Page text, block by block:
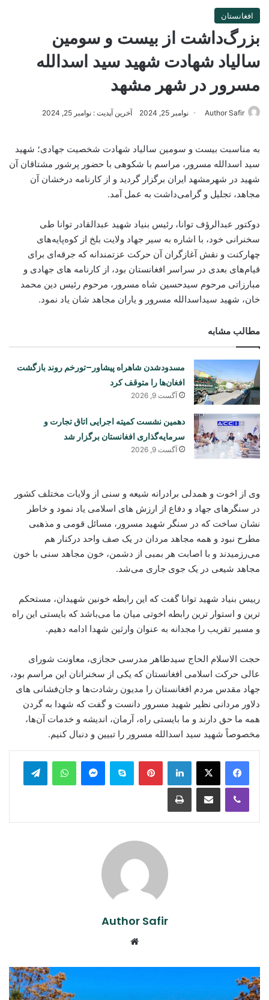
افغانستان
بزرگ‌داشت از بیست و سومین
سالیاد شهادت شهید سید اسدالله
مسرور در شهر مشهد
Author Safir نوامبر 25, 2024 آخرین آپدیت : نوامبر 25, 2024
به مناسبت بیست و سومین سالیاد شهادت شخصیت جهادی؛ شهید
سید اسدالله مسرور، مراسم با شکوهی با حضور پرشور مشتاقان آن
شهید در شهرمشهد ایران برگزار گردید و از کارنامه‌ درخشان آن
مجاهد، تجلیل و گرامی‌داشت به عمل آمد.
دوکتور عبدالرؤف توانا، رئیس بنیاد شهید عبدالقادر توانا طی
سخنرانی خود، با اشاره به سیر جهاد ولایت بلخ از کوه‌پایه‌های
چهارکنت و نقش آغازگران آن حرکت عزتمندانه که جرقه‌ای برای
قیام‌های بعدی در سراسر افغانستان بود، از کارنامه های جهادی و
مبارزاتی مرحوم سیدحسین شاه مسرور، مرحوم رئیس دین محمد
خان، شهید سیداسدالله مسرور و یاران مجاهد شان یاد نمود.
مطالب مشابه
مسدودشدن شاهراه پیشاور–تورخم روند بازگشت
افغان‌ها را متوقف کرد
آگست 9, 2026
دهمین نشست کمیته اجرایی اتاق تجارت و
سرمایه‌گذاری افغانستان برگزار شد
آگست 9, 2026
وی از اخوت و همدلی برادرانه شیعه و سنی از ولایات مختلف کشور
در سنگرهای جهاد و دفاع از ارزش های اسلامی یاد نمود و خاطر
نشان ساخت که در سنگر شهید مسرور، مسائل قومی و مذهبی
مطرح نبود و همه مجاهد مردان در یک صف واحد درکنار هم
می‌رزمیدند و با اصابت هر بمبی از دشمن، خون مجاهد سنی با خون
مجاهد شیعی در یک جوی جاری می‌شد.
رییس بنیاد شهید توانا گفت که این رابطه خونین شهیدان، مستحکم
ترین و استوار ترین رابطه اخوتی میان ما می‌باشد که بایستی این راه
و مسیر تقریب را مجدانه به عنوان وارثین شهدا ادامه دهیم.
حجت الاسلام الحاج سیدطاهر مدرسی حجازی، معاونت شورای
عالی حرکت اسلامی افغانستان که یکی از سخنرانان این مراسم بود،
جهاد مقدس مردم افغانستان را مدیون رشادت‌ها و جان‌فشانی های
دلاور مردانی نظیر شهید مسرور دانست و گفت که شهدا به گردن
همه ما حق دارند و ما بایستی راه، آرمان، اندیشه و خدمات آن‌ها،
مخصوصاً شهید سید اسدالله مسرور را تبیین و دنبال کنیم.
LinkedIn
Pinterest
Skype
Messenger
WhatsApp
Viber
Share via Email
Print
Author Safir